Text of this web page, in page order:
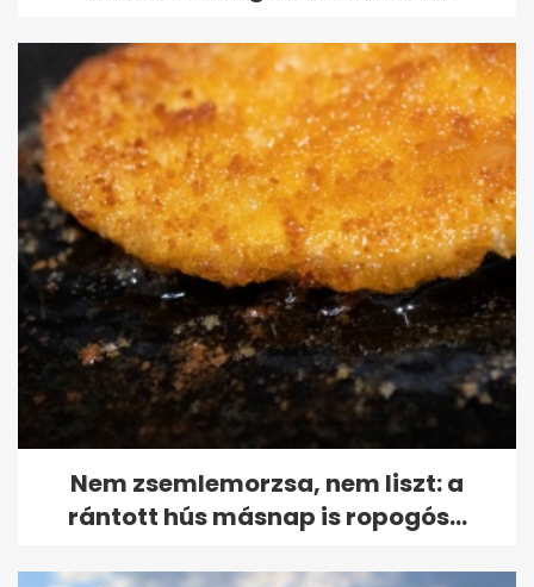
Nem zsemlemorzsa, nem liszt: a
rántott hús másnap is ropogós...